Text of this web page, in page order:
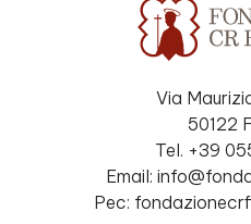
Via
50122
Tel. +39
Email:
Pec: